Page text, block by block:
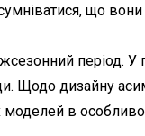
що вони
період. У
Щодо дизайну
в